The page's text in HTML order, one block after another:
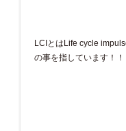
LCIとはLife cycle
の事を指しています！！